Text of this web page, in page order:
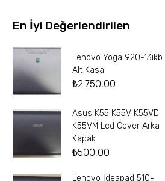
En İyi Değerlendirilen
Lenovo Yoga 920-13ikb
Alt Kasa
₺2.750,00
Asus K55 K55V K55VD
K55VM Lcd Cover Arka
Kapak
₺500,00
Lenovo İdeapad 510-